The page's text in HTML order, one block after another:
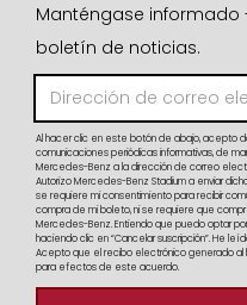
Manténgase
boletín de noticias.
Al hacer clic en este botón de abajo, acepto
comunicaciones periódicas informativas, de
Mercedes-Benz a la dirección de correo
Autorizo Mercedes-Benz Stadium a enviar
se requiere mi consentimiento para recibir
compra de mi boleto, ni se requiere que
Mercedes-Benz. Entiendo que puedo optar
haciendo clic en “Cancelar suscripción”. He
Acepto que el recibo electrónico generado al
para efectos de este acuerdo.